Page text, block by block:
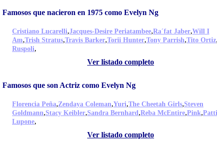
Famosos que nacieron en 1975 como Evelyn Ng
Cristiano Lucarelli,Jacques-Desire Periatambee,Ra´fat Jaber,Will I
Am,Trish Stratus,Travis Barker,Torii Hunter,Tony Parrish,Tito Ortiz
Ruspoli,
Ver listado completo
Famosos que son Actriz como Evelyn Ng
Florencia Peña,Zendaya Coleman,Yuri,The Cheetah Girls,Steven
Goldmann,Stacy Keibler,Sandra Bernhard,Reba McEntire,Pink,Patti
Lupone,
Ver listado completo